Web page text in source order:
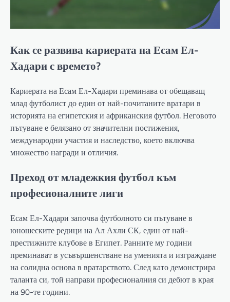
Как се развива кариерата на Есам Ел-
Хадари с времето?
Кариерата на Есам Ел-Хадари преминава от обещаващ
млад футболист до един от най-почитаните вратари в
историята на египетския и африканския футбол. Неговото
пътуване е белязано от значителни постижения,
международни участия и наследство, което включва
множество награди и отличия.
Преход от младежкия футбол към
професионалните лиги
Есам Ел-Хадари започва футболното си пътуване в
юношеските редици на Ал Ахли СК, един от най-
престижните клубове в Египет. Ранните му години
преминават в усъвършенстване на уменията и изграждане
на солидна основа в вратарството. След като демонстрира
таланта си, той направи професионалния си дебют в края
на 90-те години.